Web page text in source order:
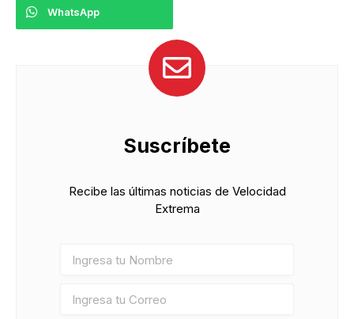
WhatsApp
Suscríbete
Recibe las últimas noticias de Velocidad
Extrema